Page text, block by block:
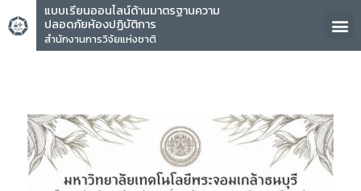
แบบเรียนออนไลน์ด้านมาตรฐานความ
ปลอดภัยห้องปฏิบัติการ
สำนักงานการวิจัยแห่งชาติ